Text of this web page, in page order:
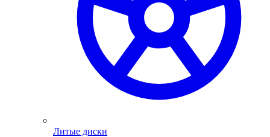
Литые диски